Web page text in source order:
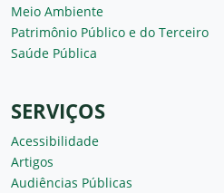
Meio Ambiente
Patrimônio Público e do Terceiro
Saúde Pública
SERVIÇOS
Acessibilidade
Artigos
Audiências Públicas